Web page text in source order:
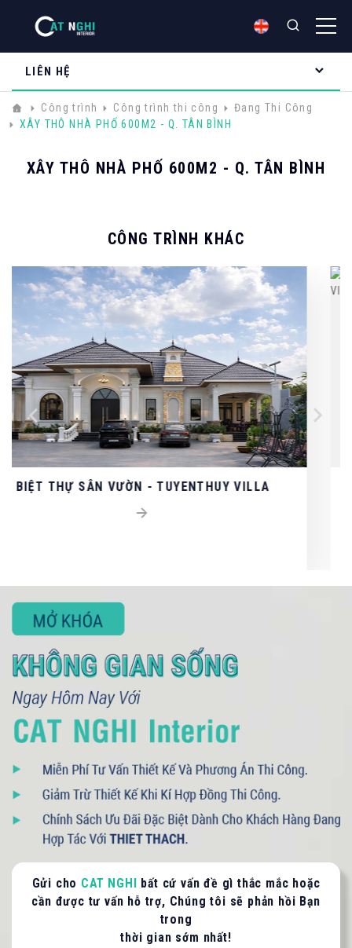
LIÊN HỆ
Công trình Công trình thi công
Đang Thi Công
XÂY THÔ NHÀ PHỐ 600M2 - Q. TÂN BÌNH
XÂY THÔ NHÀ PHỐ 600M2 - Q. TÂN BÌNH
CÔNG TRÌNH KHÁC
VILLA
THIẾT KẾ - THI CÔNG NỘI
Gửi cho CAT NGHI bất cứ vấn đề gì thắc mắc hoặc
cần được tư vấn hỗ trợ, Chúng tôi sẽ phản hồi Bạn
trong
thời gian sớm nhất!
093 71379 13- 090 3075 005